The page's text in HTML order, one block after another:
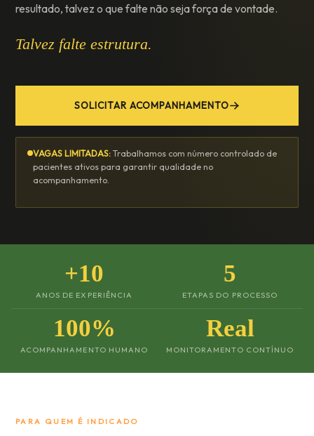
resultado, talvez o que falte não seja força de vontade.
Talvez falte estrutura.
SOLICITAR ACOMPANHAMENTO
VAGAS LIMITADAS: Trabalhamos com número controlado de
pacientes ativos para garantir qualidade no
acompanhamento.
+10
ANOS DE EXPERIÊNCIA
5
ETAPAS DO PROCESSO
100%
ACOMPANHAMENTO HUMANO
Real
MONITORAMENTO CONTÍNUO
PARA QUEM É INDICADO